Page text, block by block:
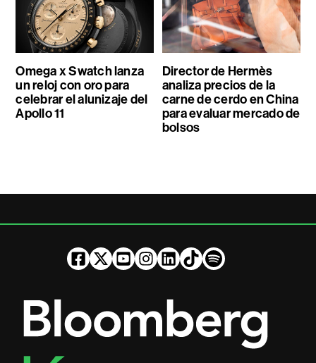
Omega x Swatch lanza
un reloj con oro para
celebrar el alunizaje del
Apollo 11
Director de Hermès
analiza precios de la
carne de cerdo en China
para evaluar mercado de
bolsos